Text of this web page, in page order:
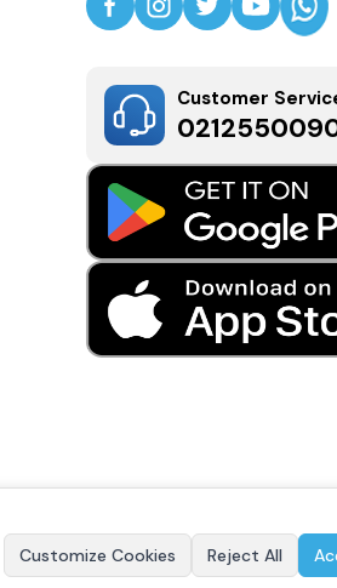
Customer
Customize Cookies Reject All